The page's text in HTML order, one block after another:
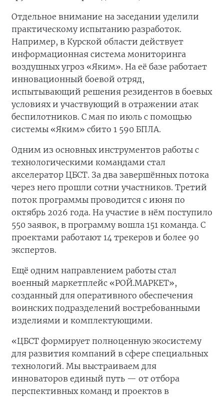
Отдельное внимание на заседании уделили
практическому испытанию разработок.
Например, в Курской области действует
информационная система мониторинга
воздушных угроз «Яким». На её базе работает
инновационный боевой отряд,
испытывающий решения резидентов в боевых
условиях и участвующий в отражении атак
беспилотников. С мая по июль с помощью
системы «Яким» сбито 1 590 БПЛА.
Одним из основных инструментов работы с
технологическими командами стал
акселератор ЦБСТ. За два завершённых потока
через него прошли сотни участников. Третий
поток программы проводится с июня по
октябрь 2026 года. На участие в нём поступило
550 заявок, в программу вошла 151 команда. С
проектами работают 14 трекеров и более 90
экспертов.
Ещё одним направлением работы стал
военный маркетплейс «РОЙ.МАРКЕТ»,
созданный для оперативного обеспечения
воинских подразделений востребованными
изделиями и комплектующими.
«ЦБСТ формирует полноценную экосистему
для развития компаний в сфере специальных
технологий. Мы выстраиваем для
инноваторов единый путь — от отбора
перспективных команд и проектов в